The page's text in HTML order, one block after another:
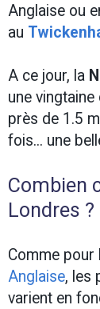
Anglaise ou
au
A ce jour, la
une
près de 1.5
fois... une
Combien
Londres ?
Comme pour
Anglaise, les
varient en